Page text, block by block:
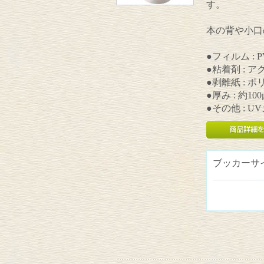
す。
本の背や小
●フィルム :
●粘着剤 : ア
●剥離紙 : ポ
●厚み : 約
●その他 :
ブッカーサ